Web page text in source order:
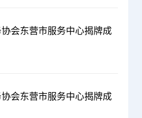
会东营市服务中心揭牌成
会东营市服务中心揭牌成